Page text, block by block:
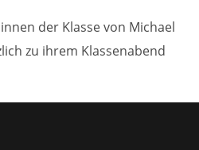
der Klasse von Michael
zu ihrem Klassenabend